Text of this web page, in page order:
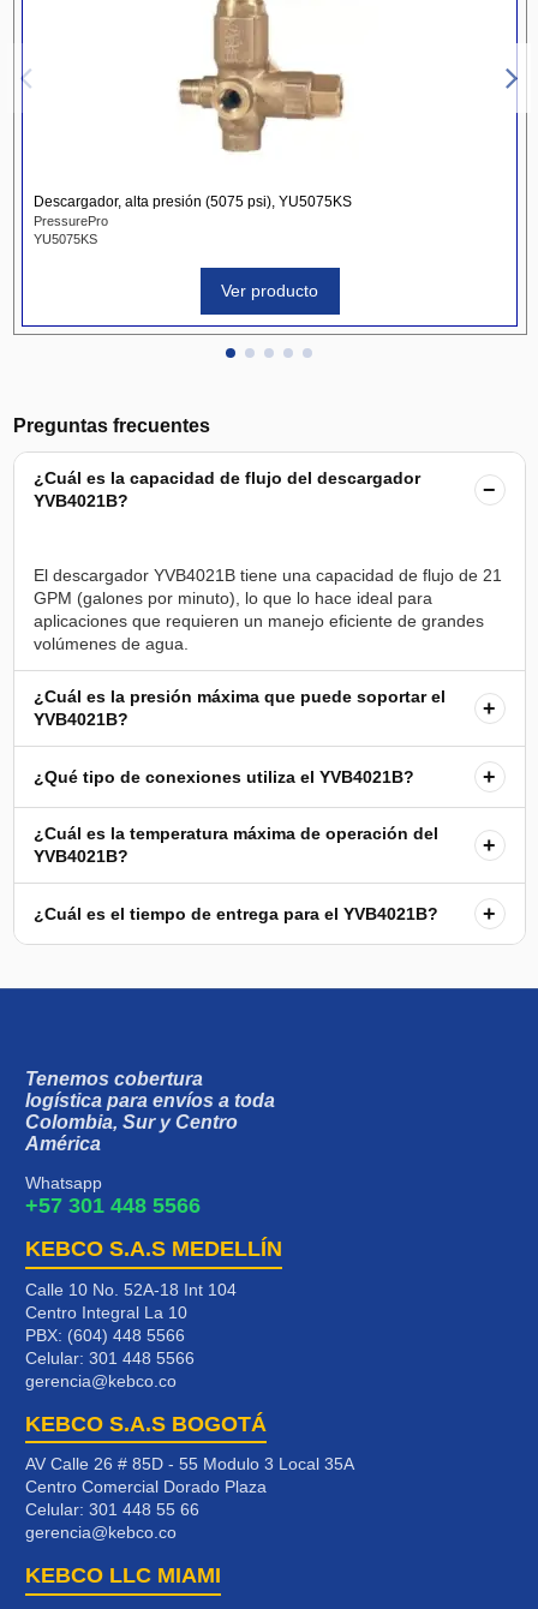
Descargador, alta presión (5075 psi), YU5075KS
PressurePro
YU5075KS
Ver producto
Preguntas frecuentes
¿Cuál es la capacidad de flujo del descargador
YVB4021B?
−
El descargador YVB4021B tiene una capacidad de flujo de 21
GPM (galones por minuto), lo que lo hace ideal para
aplicaciones que requieren un manejo eficiente de grandes
¿Cuál es la presión máxima que puede soportar el
YVB4021B?
+
¿Qué tipo de conexiones utiliza el YVB4021B? +
¿Cuál es la temperatura máxima de operación del
YVB4021B?
+
¿Cuál es el tiempo de entrega para el YVB4021B? +
Tenemos cobertura
logística para envíos a toda
Colombia, Sur y Centro
América
Whatsapp
+57 301 448 5566
KEBCO S.A.S MEDELLÍN
Calle 10 No. 52A-18 Int 104
Centro Integral La 10
PBX: (604) 448 5566
Celular: 301 448 5566
gerencia@kebco.co
KEBCO S.A.S BOGOTÁ
AV Calle 26 # 85D - 55 Modulo 3 Local 35A
Centro Comercial Dorado Plaza
Celular: 301 448 55 66
gerencia@kebco.co
KEBCO LLC MIAMI